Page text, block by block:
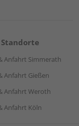
Standorte
Anfahrt Simmerath
Anfahrt Gießen
Anfahrt Weroth
Anfahrt Köln